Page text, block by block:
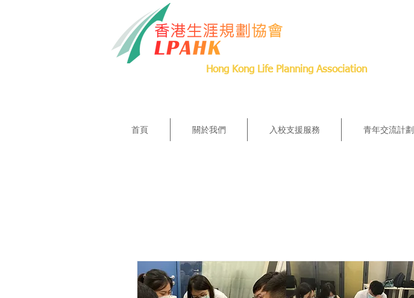
Hong Kong Life Planning Association
首頁 關於我們 入校支援服務 青年交流計劃